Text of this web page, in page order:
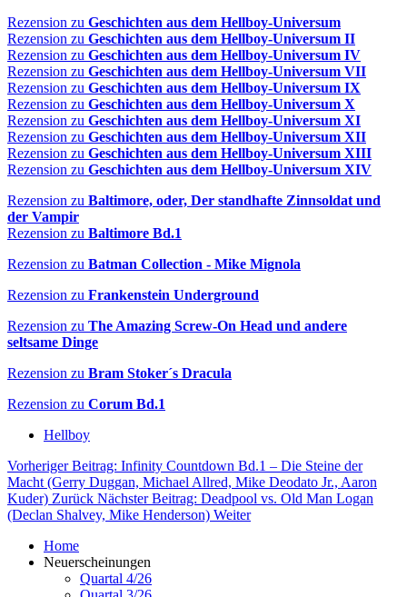
Rezension zu Geschichten aus dem Hellboy-Universum
Rezension zu Geschichten aus dem Hellboy-Universum II
Rezension zu Geschichten aus dem Hellboy-Universum IV
Rezension zu Geschichten aus dem Hellboy-Universum VII
Rezension zu Geschichten aus dem Hellboy-Universum IX
Rezension zu Geschichten aus dem Hellboy-Universum X
Rezension zu Geschichten aus dem Hellboy-Universum XI
Rezension zu Geschichten aus dem Hellboy-Universum XII
Rezension zu Geschichten aus dem Hellboy-Universum XIII
Rezension zu Geschichten aus dem Hellboy-Universum XIV
Rezension zu Baltimore, oder, Der standhafte Zinnsoldat und
der Vampir
Rezension zu Baltimore Bd.1
Rezension zu Batman Collection - Mike Mignola
Rezension zu Frankenstein Underground
Rezension zu The Amazing Screw-On Head und andere
seltsame Dinge
Rezension zu Bram Stoker´s Dracula
Rezension zu Corum Bd.1
Hellboy
Vorheriger Beitrag: Infinity Countdown Bd.1 – Die Steine der
Macht (Gerry Duggan, Michael Allred, Mike Deodato Jr., Aaron
Kuder) Zurück Nächster Beitrag: Deadpool vs. Old Man Logan
(Declan Shalvey, Mike Henderson) Weiter
Home
Neuerscheinungen
Quartal 4/26